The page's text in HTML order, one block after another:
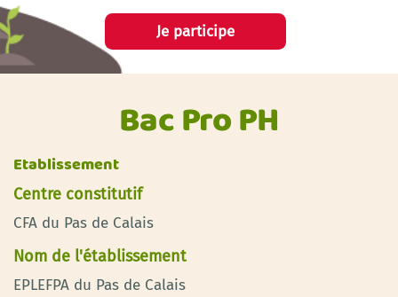
Je participe
Bac Pro PH
Etablissement
Centre constitutif
CFA du Pas de Calais
Nom de l'établissement
EPLEFPA du Pas de Calais